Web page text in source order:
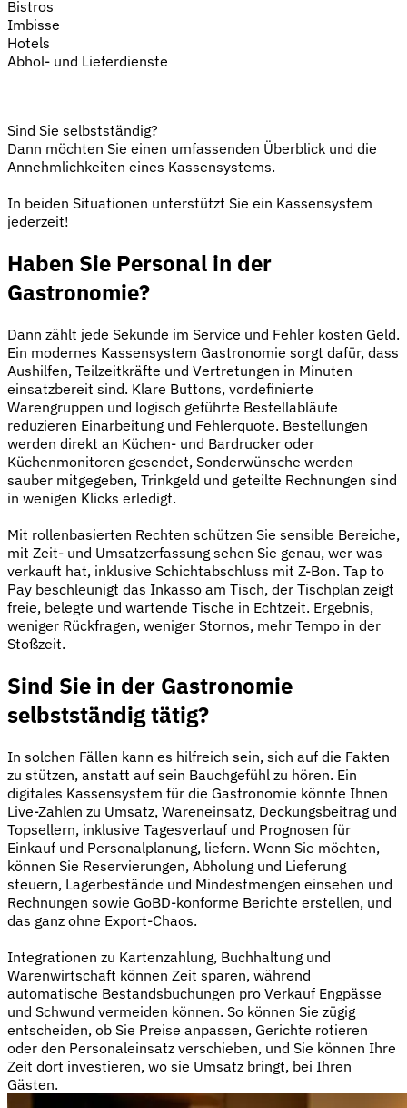
Bistros
Imbisse
Hotels
Abhol- und Lieferdienste
Sind Sie selbstständig?
Dann möchten Sie einen umfassenden Überblick und die
Annehmlichkeiten eines Kassensystems.
In beiden Situationen unterstützt Sie ein Kassensystem
jederzeit!
Haben Sie Personal in der
Gastronomie?
Dann zählt jede Sekunde im Service und Fehler kosten Geld.
Ein modernes Kassensystem Gastronomie sorgt dafür, dass
Aushilfen, Teilzeitkräfte und Vertretungen in Minuten
einsatzbereit sind. Klare Buttons, vordefinierte
Warengruppen und logisch geführte Bestellabläufe
reduzieren Einarbeitung und Fehlerquote. Bestellungen
werden direkt an Küchen- und Bardrucker oder
Küchenmonitoren gesendet, Sonderwünsche werden
sauber mitgegeben, Trinkgeld und geteilte Rechnungen sind
in wenigen Klicks erledigt.
Mit rollenbasierten Rechten schützen Sie sensible Bereiche,
mit Zeit- und Umsatzerfassung sehen Sie genau, wer was
verkauft hat, inklusive Schichtabschluss mit Z-Bon. Tap to
Pay beschleunigt das Inkasso am Tisch, der Tischplan zeigt
freie, belegte und wartende Tische in Echtzeit. Ergebnis,
weniger Rückfragen, weniger Stornos, mehr Tempo in der
Stoßzeit.
Sind Sie in der Gastronomie
selbstständig tätig?
In solchen Fällen kann es hilfreich sein, sich auf die Fakten
zu stützen, anstatt auf sein Bauchgefühl zu hören. Ein
digitales Kassensystem für die Gastronomie könnte Ihnen
Live-Zahlen zu Umsatz, Wareneinsatz, Deckungsbeitrag und
Topsellern, inklusive Tagesverlauf und Prognosen für
Einkauf und Personalplanung, liefern. Wenn Sie möchten,
können Sie Reservierungen, Abholung und Lieferung
steuern, Lagerbestände und Mindestmengen einsehen und
Rechnungen sowie GoBD-konforme Berichte erstellen, und
das ganz ohne Export-Chaos.
Integrationen zu Kartenzahlung, Buchhaltung und
Warenwirtschaft können Zeit sparen, während
automatische Bestandsbuchungen pro Verkauf Engpässe
und Schwund vermeiden können. So können Sie zügig
entscheiden, ob Sie Preise anpassen, Gerichte rotieren
oder den Personaleinsatz verschieben, und Sie können Ihre
Zeit dort investieren, wo sie Umsatz bringt, bei Ihren
Gästen.